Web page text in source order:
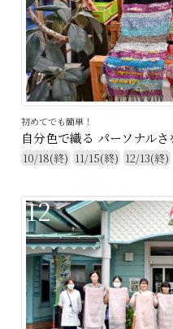
初めてでも簡単！
自分色で織る パーソナルさ
10/18(終) 11/15(終) 12/13(終)
12